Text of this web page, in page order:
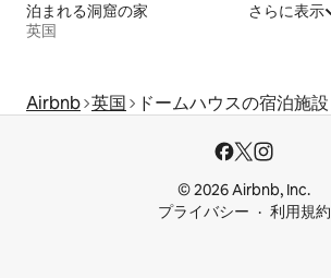
泊まれる洞窟の家
英国
さらに表示
Airbnb 英国 ドームハウスの宿泊施設
© 2026 Airbnb, Inc.
プライバシー
利用規約